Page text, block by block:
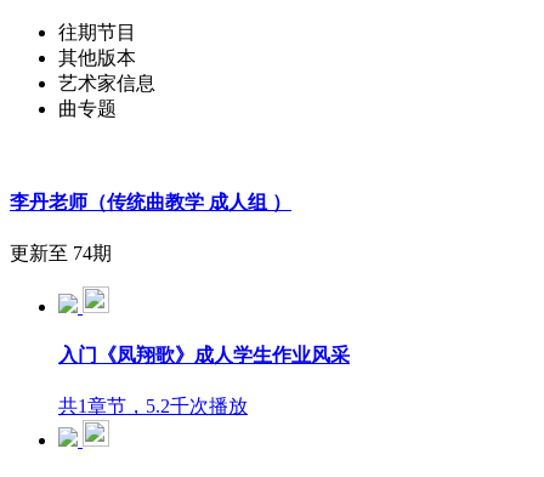
往期节目
其他版本
艺术家信息
曲专题
李丹老师（传统曲教学 成人组 ）
更新至 74期
入门《凤翔歌》成人学生作业风采
共1章节，5.2千次播放